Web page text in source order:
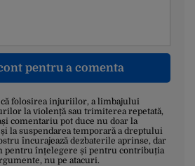
pentru a comenta
că folosirea injuriilor, a limbajului
la violență sau trimiterea repetată,
comentariu pot duce nu doar la
la suspendarea temporară a dreptului
încurajează dezbaterile aprinse, dar
pentru înțelegere și pentru contribuția
nu pe atacuri.